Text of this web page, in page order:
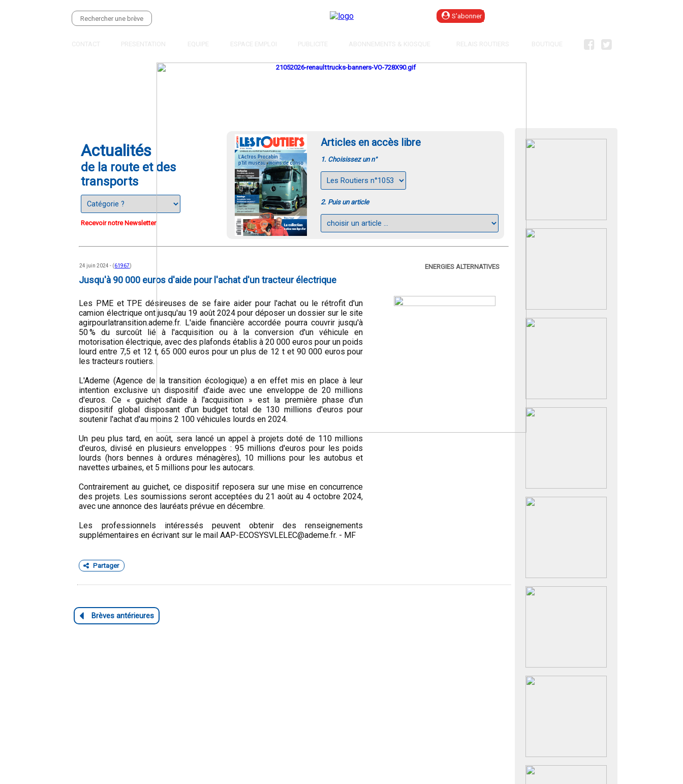
CONTACT PRESENTATION EQUIPE ESPACE EMPLOI PUBLICITE ABONNEMENTS & KIOSQUE RELAIS ROUTIERS BOUTIQUE
Actualités
de la route et des
transports
Recevoir notre Newsletter
Articles en accès libre
1. Choisissez un n°
2. Puis un article
24 juin 2024 - (61967) ENERGIES ALTERNATIVES
Jusqu'à 90 000 euros d'aide pour l'achat d'un tracteur électrique
Les PME et TPE désireuses de se faire aider pour l'achat ou le rétrofit d'un
camion électrique ont jusqu'au 19 août 2024 pour déposer un dossier sur le site
agirpourlatransition.ademe.fr. L'aide financière accordée pourra couvrir jusqu'à
50 % du surcoût lié à l'acquisition ou à la conversion d'un véhicule en
motorisation électrique, avec des plafonds établis à 20 000 euros pour un poids
lourd entre 7,5 et 12 t, 65 000 euros pour un plus de 12 t et 90 000 euros pour
les tracteurs routiers.
L'Ademe (Agence de la transition écologique) a en effet mis en place à leur
intention exclusive un dispositif d'aide avec une enveloppe de 20 millions
d'euros. Ce « guichet d'aide à l'acquisition » est la première phase d'un
dispositif global disposant d'un budget total de 130 millions d'euros pour
soutenir l'achat d'au moins 2 100 véhicules lourds en 2024.
Un peu plus tard, en août, sera lancé un appel à projets doté de 110 millions
d'euros, divisé en plusieurs enveloppes : 95 millions d'euros pour les poids
lourds (hors bennes à ordures ménagères), 10 millions pour les autobus et
navettes urbaines, et 5 millions pour les autocars.
Contrairement au guichet, ce dispositif reposera sur une mise en concurrence
des projets. Les soumissions seront acceptées du 21 août au 4 octobre 2024,
avec une annonce des lauréats prévue en décembre.
Les professionnels intéressés peuvent obtenir des renseignements
supplémentaires en écrivant sur le mail AAP-ECOSYSVLELEC@ademe.fr. - MF
Partager